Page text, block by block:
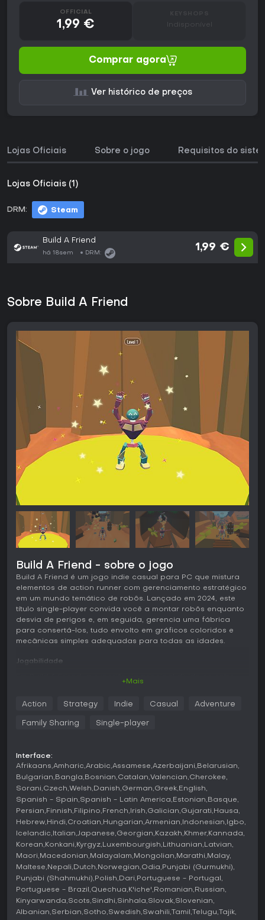
OFFICIAL
1,99 € Indisponível
Comprar agora
Ver histórico de preços
Lojas Oficiais Sobre o jogo Requisitos do
Lojas Oficiais (1)
DRM: Steam
Build A Friend
há 18sem DRM:
1,99 €
Sobre Build A Friend
Build A Friend - sobre o jogo
Build A Friend é um jogo indie casual para PC que mistura
elementos de action runner com gerenciamento estratégico
em um mundo temático de robôs. Lançado em 2024, este
título single-player convida você a montar robôs enquanto
desvia de perigos e, em seguida, gerencia uma fábrica
para consertá-los, tudo envolto em gráficos coloridos e
mecânicas simples adequadas para todas as idades.
Jogabilidade
runner, reproduzindo um modelo dado enquanto avança
pelos níveis. Escolher as portas certas é essencial para
rápidas e timing preciso.
O dinheiro ganho em corridas bem-sucedidas financia
upgrades na parte de gerenciamento, onde você gerencia
vagas de reparo para consertar robôs danificados. Manter
os tanques de óleo abastecidos garante o funcionamento
suave, e quanto mais robôs você restaura, maiores as
recompensas. Esse ciclo incentiva equilibrar riscos no
runner com investimentos inteligentes na fábrica,
aprimorando habilidades lógicas por meio de escolhas
simples e envolventes.
Modos de jogo
O jogo traz dois modos principais que se conectam de
forma fluida. O modo runner prioriza desafios cheios de
ação, em que você constrói robôs nível a nível enquanto
+Mais
Action Strategy Indie Casual Adventure
Family Sharing Single-player
Interface:
Afrikaans Amharic Arabic Assamese Azerbaijani Belarusian
Bulgarian Bangla Bosnian Catalan Valencian Cherokee
Sorani Czech Welsh Danish German Greek English
Spanish - Spain Spanish - Latin America Estonian Basque
Persian Finnish Filipino French Irish Galician Gujarati Hausa
Hebrew Hindi Croatian Hungarian Armenian Indonesian
Igbo
Icelandic Italian Japanese Georgian Kazakh Khmer Kannada
Korean Konkani Kyrgyz Luxembourgish Lithuanian Latvian
Maori Macedonian Malayalam Mongolian Marathi Malay
Maltese Nepali Dutch Norwegian Odia Punjabi (Gurmukhi)
Punjabi (Shahmukhi) Polish Dari Portuguese - Portugal
Portuguese - Brazil
Quechua K'iche' Romanian Russian
Kinyarwanda Scots Sindhi Sinhala Slovak Slovenian
Albanian Serbian Sotho Swedish Swahili Tamil Telugu Tajik